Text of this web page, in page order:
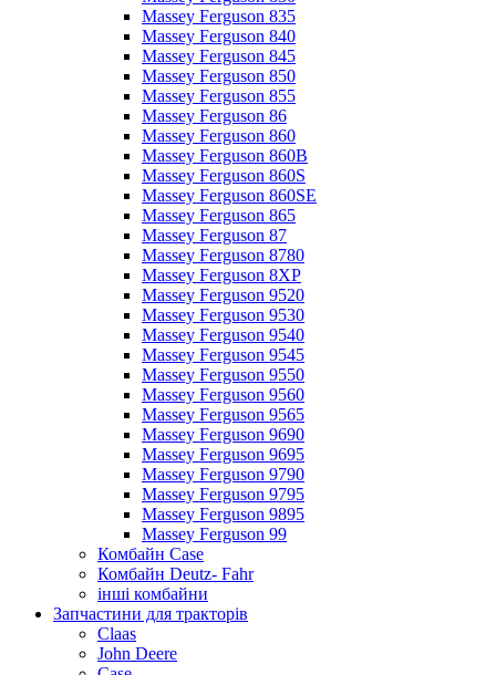
Massey Ferguson 835
Massey Ferguson 840
Massey Ferguson 845
Massey Ferguson 850
Massey Ferguson 855
Massey Ferguson 86
Massey Ferguson 860
Massey Ferguson 860B
Massey Ferguson 860S
Massey Ferguson 860SE
Massey Ferguson 865
Massey Ferguson 87
Massey Ferguson 8780
Massey Ferguson 8XP
Massey Ferguson 9520
Massey Ferguson 9530
Massey Ferguson 9540
Massey Ferguson 9545
Massey Ferguson 9550
Massey Ferguson 9560
Massey Ferguson 9565
Massey Ferguson 9690
Massey Ferguson 9695
Massey Ferguson 9790
Massey Ferguson 9795
Massey Ferguson 9895
Massey Ferguson 99
Комбайн Case
Комбайн Deutz- Fahr
інші комбайни
Запчастини для тракторів
Claas
John Deere